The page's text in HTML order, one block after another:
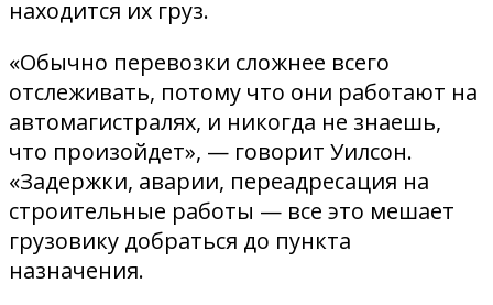
находится их груз.
«Обычно перевозки сложнее всего
отслеживать, потому что они работают на
автомагистралях, и никогда не знаешь,
что произойдет», — говорит Уилсон.
«Задержки, аварии, переадресация на
строительные работы — все это мешает
грузовику добраться до пункта
назначения.